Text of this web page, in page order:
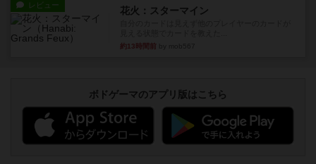
レビュー 花火：スターマイン
約13時間前
ボドゲーマのアプリ版はこちら